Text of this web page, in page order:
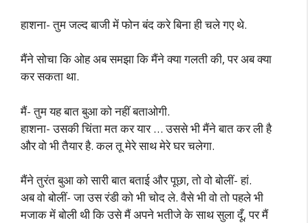
हाशना- तुम जल्द बाजी में फोन बंद करे बिना ही चले गए थे.
मैंने सोचा कि ओह अब समझा कि मैंने क्या गलती की, पर अब क्या
कर सकता था.
मैं- तुम यह बात बुआ को नहीं बताओगी.
हाशना- उसकी चिंता मत कर यार … उससे भी मैंने बात कर ली है
और वो भी तैयार है. कल तू मेरे साथ मेरे घर चलेगा.
मैंने तुरंत बुआ को सारी बात बताई और पूछा, तो वो बोलीं- हां.
अब वो बोलीं- जा उस रंडी को भी चोद ले. वैसे भी वो तो पहले भी
मजाक में बोली थी कि उसे मैं अपने भतीजे के साथ सुला दूँ, पर मैं